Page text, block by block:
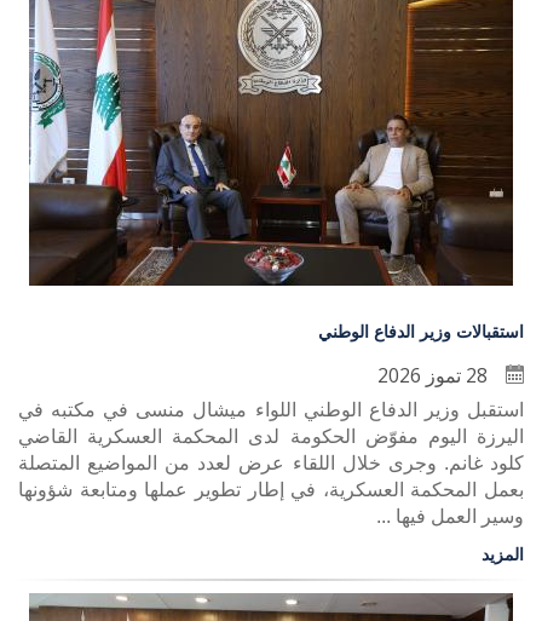
استقبالات وزير الدفاع الوطني
استقبل وزير الدفاع الوطني اللواء ميشال منسى في مكتبه في
اليرزة اليوم مفوّض الحكومة لدى المحكمة العسكرية القاضي
كلود غانم. وجرى خلال اللقاء عرض لعدد من المواضيع المتصلة
بعمل المحكمة العسكرية، في إطار تطوير عملها ومتابعة شؤونها
وسير العمل فيها ...
المزيد